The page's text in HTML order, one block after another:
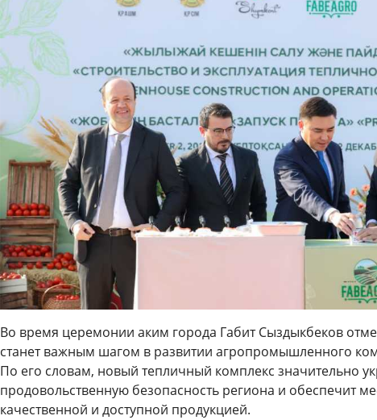
Во время церемонии аким города Габит Сыздыкбеков
станет важным шагом в развитии агропромышленного
По его словам, новый тепличный комплекс значительно
продовольственную безопасность региона и обеспечит
качественной и доступной продукцией.